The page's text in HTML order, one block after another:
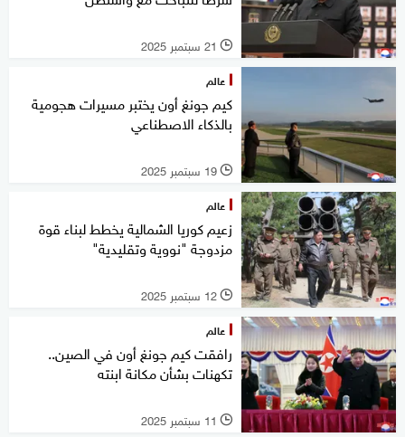
l 21 سبتمبر 2025
عالم
كيم جونغ أون يختبر مسيرات هجومية
بالذكاء الاصطناعي
l 19 سبتمبر 2025
عالم
زعيم كوريا الشمالية يخطط لبناء قوة
مزدوجة "نووية وتقليدية"
l 12 سبتمبر 2025
عالم
رافقت كيم جونغ أون في الصين..
تكهنات بشأن مكانة ابنته
l 11 سبتمبر 2025